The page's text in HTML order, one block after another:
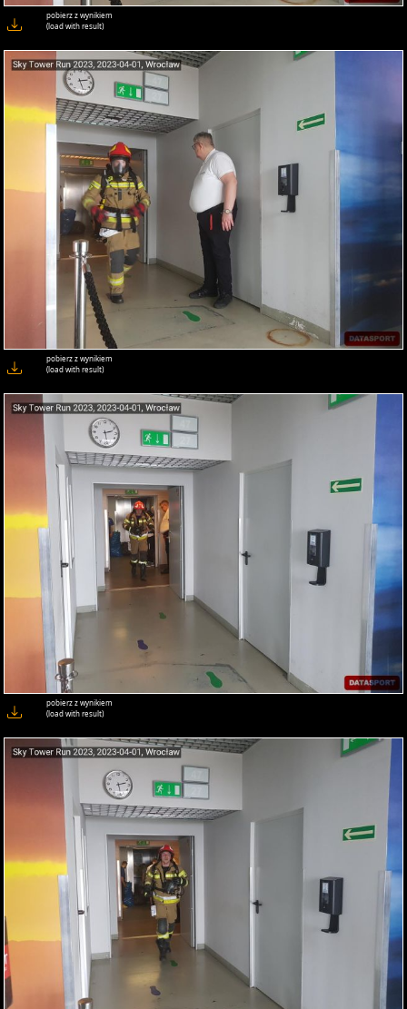
pobierz z wynikiem
(load with result)
pobierz z wynikiem
(load with result)
pobierz z wynikiem
(load with result)